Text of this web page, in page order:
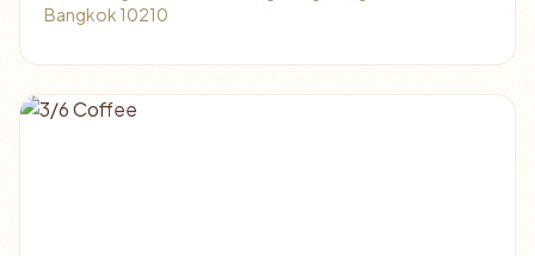
Bangkok 10210